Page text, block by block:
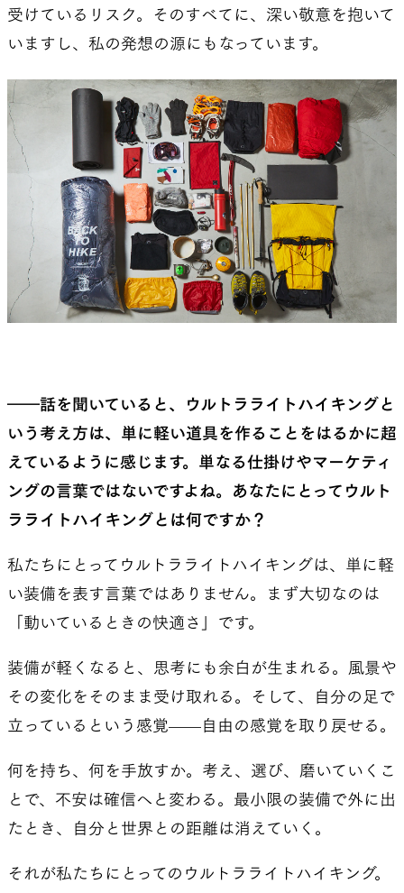
受けているリスク。そのすべてに、深い敬意を抱いて
いますし、私の発想の源にもなっています。
――話を聞いていると、ウルトラライトハイキングと
いう考え方は、単に軽い道具を作ることをはるかに超
えているように感じます。単なる仕掛けやマーケティ
ングの言葉ではないですよね。あなたにとってウルト
ラライトハイキングとは何ですか？
私たちにとってウルトラライトハイキングは、単に軽
い装備を表す言葉ではありません。まず大切なのは
「動いているときの快適さ」です。
装備が軽くなると、思考にも余白が生まれる。風景や
その変化をそのまま受け取れる。そして、自分の足で
立っているという感覚——自由の感覚を取り戻せる。
何を持ち、何を手放すか。考え、選び、磨いていくこ
とで、不安は確信へと変わる。最小限の装備で外に出
たとき、自分と世界との距離は消えていく。
それが私たちにとってのウルトラライトハイキング。